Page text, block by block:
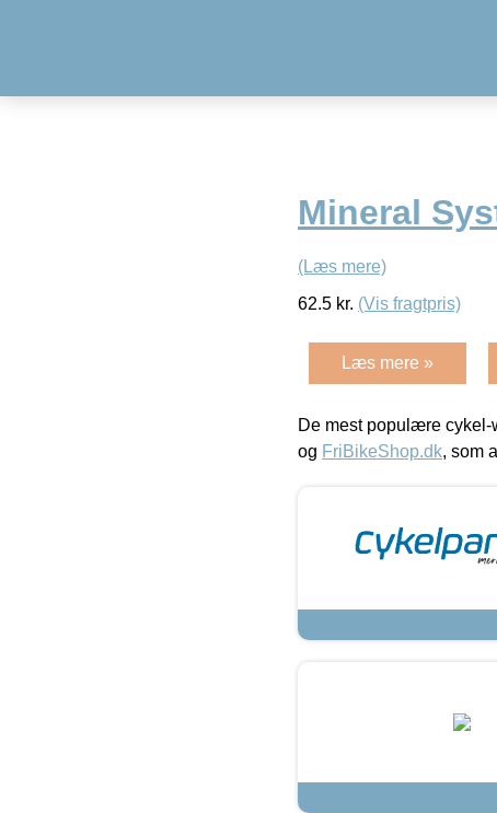
Mineral
(Læs mere)
62.5 kr. (Vis fragtpris)
Læs mere »
De mest populære
og FriBikeShop.dk, som